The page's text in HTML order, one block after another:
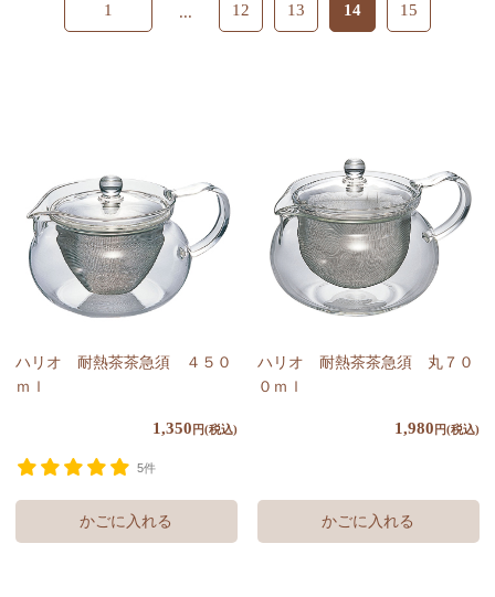
1 ... 12 13 14 15
ハリオ 耐熱茶茶急須 ４５０
ｍｌ
1,350 円(税込)
5件
ハリオ 耐熱茶茶急須 丸７０
０ｍｌ
1,980 円(税込)